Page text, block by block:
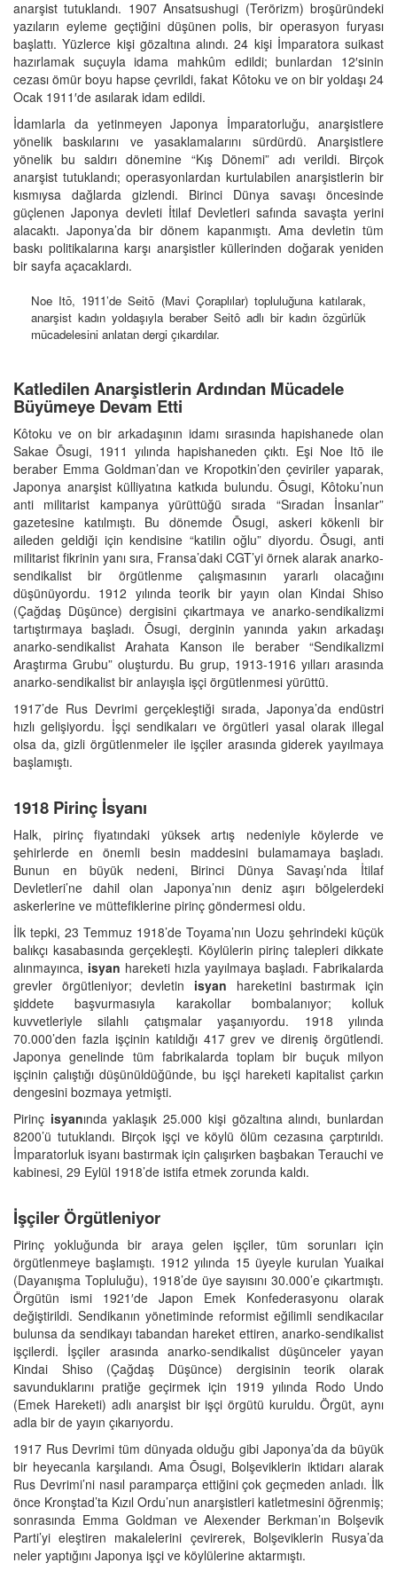
anarşist tutuklandı. 1907 Ansatsushugi (Terörizm) broşüründeki
yazıların eyleme geçtiğini düşünen polis, bir operasyon furyası
başlattı. Yüzlerce kişi gözaltına alındı. 24 kişi İmparatora suikast
hazırlamak suçuyla idama mahkûm edildi; bunlardan 12′sinin
cezası ömür boyu hapse çevrildi, fakat Kôtoku ve on bir yoldaşı 24
Ocak 1911′de asılarak idam edildi.
İdamlarla da yetinmeyen Japonya İmparatorluğu, anarşistlere
yönelik baskılarını ve yasaklamalarını sürdürdü. Anarşistlere
yönelik bu saldırı dönemine “Kış Dönemi” adı verildi. Birçok
anarşist tutuklandı; operasyonlardan kurtulabilen anarşistlerin bir
kısmıysa dağlarda gizlendi. Birinci Dünya savaşı öncesinde
güçlenen Japonya devleti İtilaf Devletleri safında savaşta yerini
alacaktı. Japonya’da bir dönem kapanmıştı. Ama devletin tüm
baskı politikalarına karşı anarşistler küllerinden doğarak yeniden
bir sayfa açacaklardı.
Noe Itō, 1911’de Seitō (Mavi Çoraplılar) topluluğuna katılarak,
anarşist kadın yoldaşıyla beraber Seitô adlı bir kadın özgürlük
mücadelesini anlatan dergi çıkardılar.
Katledilen Anarşistlerin Ardından Mücadele
Büyümeye Devam Etti
Kôtoku ve on bir arkadaşının idamı sırasında hapishanede olan
Sakae Ōsugi, 1911 yılında hapishaneden çıktı. Eşi Noe Itō ile
beraber Emma Goldman’dan ve Kropotkin’den çeviriler yaparak,
Japonya anarşist külliyatına katkıda bulundu. Ōsugi, Kôtoku’nun
anti militarist kampanya yürüttüğü sırada “Sıradan İnsanlar”
gazetesine katılmıştı. Bu dönemde Ōsugi, askeri kökenli bir
aileden geldiği için kendisine “katilin oğlu” diyordu. Ōsugi, anti
militarist fikrinin yanı sıra, Fransa’daki CGT’yi örnek alarak anarko-
sendikalist bir örgütlenme çalışmasının yararlı olacağını
düşünüyordu. 1912 yılında teorik bir yayın olan Kindai Shiso
(Çağdaş Düşünce) dergisini çıkartmaya ve anarko-sendikalizmi
tartıştırmaya başladı. Ōsugi, derginin yanında yakın arkadaşı
anarko-sendikalist Arahata Kanson ile beraber “Sendikalizmi
Araştırma Grubu” oluşturdu. Bu grup, 1913-1916 yılları arasında
anarko-sendikalist bir anlayışla işçi örgütlenmesi yürüttü.
1917’de Rus Devrimi gerçekleştiği sırada, Japonya’da endüstri
hızlı gelişiyordu. İşçi sendikaları ve örgütleri yasal olarak illegal
olsa da, gizli örgütlenmeler ile işçiler arasında giderek yayılmaya
başlamıştı.
1918 Pirinç İsyanı
Halk, pirinç fiyatındaki yüksek artış nedeniyle köylerde ve
şehirlerde en önemli besin maddesini bulamamaya başladı.
Bunun en büyük nedeni, Birinci Dünya Savaşı’nda İtilaf
Devletleri’ne dahil olan Japonya’nın deniz aşırı bölgelerdeki
askerlerine ve müttefiklerine pirinç göndermesi oldu.
İlk tepki, 23 Temmuz 1918’de Toyama’nın Uozu şehrindeki küçük
balıkçı kasabasında gerçekleşti. Köylülerin pirinç talepleri dikkate
alınmayınca, isyan hareketi hızla yayılmaya başladı. Fabrikalarda
grevler örgütleniyor; devletin isyan hareketini bastırmak için
şiddete başvurmasıyla karakollar bombalanıyor; kolluk
kuvvetleriyle silahlı çatışmalar yaşanıyordu. 1918 yılında
70.000’den fazla işçinin katıldığı 417 grev ve direniş örgütlendi.
Japonya genelinde tüm fabrikalarda toplam bir buçuk milyon
işçinin çalıştığı düşünüldüğünde, bu işçi hareketi kapitalist çarkın
dengesini bozmaya yetmişti.
Pirinç isyanında yaklaşık 25.000 kişi gözaltına alındı, bunlardan
8200’ü tutuklandı. Birçok işçi ve köylü ölüm cezasına çarptırıldı.
İmparatorluk isyanı bastırmak için çalışırken başbakan Terauchi ve
kabinesi, 29 Eylül 1918’de istifa etmek zorunda kaldı.
İşçiler Örgütleniyor
Pirinç yokluğunda bir araya gelen işçiler, tüm sorunları için
örgütlenmeye başlamıştı. 1912 yılında 15 üyeyle kurulan Yuaikai
(Dayanışma Topluluğu), 1918’de üye sayısını 30.000’e çıkartmıştı.
Örgütün ismi 1921′de Japon Emek Konfederasyonu olarak
değiştirildi. Sendikanın yönetiminde reformist eğilimli sendikacılar
bulunsa da sendikayı tabandan hareket ettiren, anarko-sendikalist
işçilerdi. İşçiler arasında anarko-sendikalist düşünceler yayan
Kindai Shiso (Çağdaş Düşünce) dergisinin teorik olarak
savunduklarını pratiğe geçirmek için 1919 yılında Rodo Undo
(Emek Hareketi) adlı anarşist bir işçi örgütü kuruldu. Örgüt, aynı
adla bir de yayın çıkarıyordu.
1917 Rus Devrimi tüm dünyada olduğu gibi Japonya’da da büyük
bir heyecanla karşılandı. Ama Ōsugi, Bolşeviklerin iktidarı alarak
Rus Devrimi’ni nasıl paramparça ettiğini çok geçmeden anladı. İlk
önce Kronştad’ta Kızıl Ordu’nun anarşistleri katletmesini öğrenmiş;
sonrasında Emma Goldman ve Alexender Berkman’ın Bolşevik
Parti’yi eleştiren makalelerini çevirerek, Bolşeviklerin Rusya’da
neler yaptığını Japonya işçi ve köylülerine aktarmıştı.